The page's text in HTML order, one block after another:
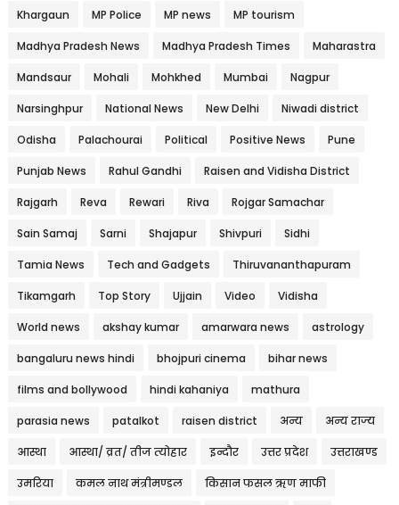
Khargaun MP Police MP news MP tourism
Madhya Pradesh News Madhya Pradesh Times Maharastra
Mandsaur Mohali Mohkhed Mumbai Nagpur
Narsinghpur National News New Delhi Niwadi district
Odisha Palachourai Political Positive News Pune
Punjab News Rahul Gandhi Raisen and Vidisha District
Rajgarh Reva Rewari Riva Rojgar Samachar
Sain Samaj Sarni Shajapur Shivpuri Sidhi
Tamia News Tech and Gadgets Thiruvananthapuram
Tikamgarh Top Story Ujjain Video Vidisha
World news akshay kumar amarwara news astrology
bangaluru news hindi bhojpuri cinema bihar news
films and bollywood hindi kahaniya mathura
parasia news patalkot raisen district अन्य अन्य राज्य
आस्था आस्था/ व्रत/ तीज त्‍योहार इन्दौर उत्तर प्रदेश उत्तराखण्ड
उमरिया कमल नाथ मंत्रीमण्डल किसान फसल ऋण माफी